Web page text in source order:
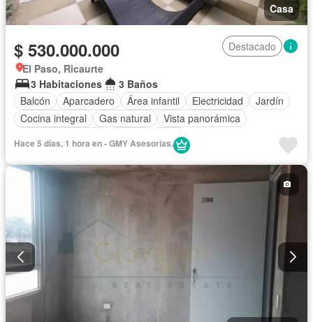
Casa
$ 530.000.000
Destacado
El Paso, Ricaurte
3 Habitaciones
3 Baños
Balcón
Aparcadero Área infantil Electricidad
Jardín
Cocina integral
Gas natural
Vista panorámica
Agua
Hace 5 días, 1 hora en - GMY Asesorias.